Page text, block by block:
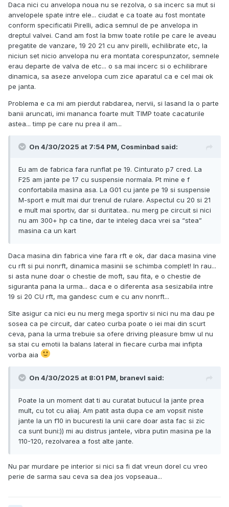
Daca nici cu anvelopa noua nu se rezolva, o sa incerc sa mut si
anvelopele spate intre ele... ciudat e ca toate au fost montate
conform specificatii Pirelli, adica semnul de pe anvelopa in
dreptul valvei. Cand am fost la bmw toate rotile pe care le aveau
pregatite de vanzare, 19 20 21 cu anv pirelli, echilibrate etc, la
niciun set nicio anvelopa nu era montata corespunzator, semnele
erau departe de valva de etc... o sa mai incerc si o echilibrare
dinamica, sa aseze anvelopa cum zice aparatul ca e cel mai ok
pe janta.
Problema e ca mi am pierdut rabdarea, nervii, si lasand la o parte
banii aruncati, imi mananca foarte mult TIMP toate cacaturile
astea... timp pe care nu prea il am...
On 4/30/2025 at 7:54 PM, Cosminbad said:
Eu am de fabrica fara runflat pe 19. Cinturato p7 cred. La
F25 am jante pe 17 cu suspensie normala. Pt mine e f
confortabila masina asa. La G01 cu jante pe 19 si suspensie
M-sport e mult mai dur trenul de rulare. Aspectul cu 20 si 21
e mult mai sportiv, dar si duritatea.. nu merg pe circuit si nici
nu am 300+ hp ca tine, dar te inteleg daca vrei sa “stea”
masina ca un kart
Daca masina din fabrica vine fara rft e ok, dar daca masina vine
cu rft si pui nonrft, dinamica masinii se schimba complet! In rau...
si asta nune doar o chestie de moft, sau fita, e o chestie de
siguranta pana la urma... daca e o diferenta asa sesizabila intre
19 si 20 CU rft, ma gandesc cum e cu anv nonrft...
Slte asigur ca nici eu nu merg mega sportiv si nici nu ma dau pe
sosea ca pe circuit, dar cateo curba poate o iei mai din scurt
ceva, pana la urma trebuie sa ofere driving pleasure bmw ul nu
sa stai cu emotii la balans lateral in fiecare curba mai infipta
vorba aia
On 4/30/2025 at 8:01 PM, branevl said:
Poate la un moment dat ti au curatat butucul la jante prea
mult, cu tot cu aliaj. Am patit asta dupa ce am vopsit niste
jante la un f10 in bucuresti la unii care doar asta fac si zic
ca sunt buni:)) mi au distrus jantele, vibra putin masina pe la
110-120, rezolvarea a fost alte jante.
Nu par murdare pe interior si nici sa fi dat vreun dorel cu vreo
perie de sarma sau ceva sa dea jos vopseaua...